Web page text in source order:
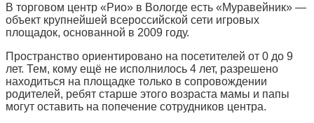
В торговом центр «Рио» в Вологде есть «Муравейник» —
объект крупнейшей всероссийской сети игровых
площадок, основанной в 2009 году.
Пространство ориентировано на посетителей от 0 до 9
лет. Тем, кому ещё не исполнилось 4 лет, разрешено
находиться на площадке только в сопровождении
родителей, ребят старше этого возраста мамы и папы
могут оставить на попечение сотрудников центра.